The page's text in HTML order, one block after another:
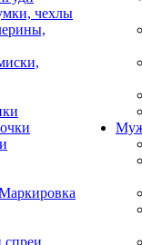
чехлы
спреи